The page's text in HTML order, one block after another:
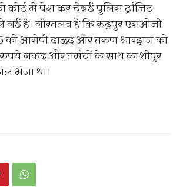
कोर्ट में पेश कर चेन्नई पुलिस ट्रांजिट
गई है। गौरतलब है कि रुद्रपुर एसओजी
को आरोपी दाऊद और तरुण भारद्वाज को
रुपये नकद और तमंचों के साथ काशीपुर
भेजा था।